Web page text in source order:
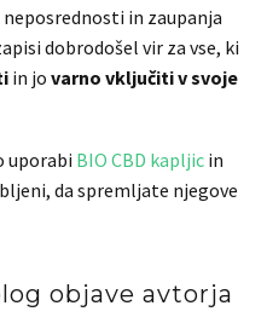
neposrednosti in zaupanja
dobrodošel vir za vse, ki
in jo varno vključiti v svoje
uporabi BIO CBD kapljic in
da spremljate njegove
objave avtorja